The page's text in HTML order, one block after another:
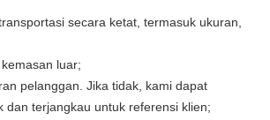
secara ketat, termasuk ukuran,
luar;
pelanggan. Jika tidak, kami dapat
terjangkau untuk referensi klien;